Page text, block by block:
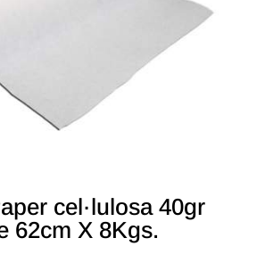
cel·lulosa 40gr
62cm X 8Kgs.